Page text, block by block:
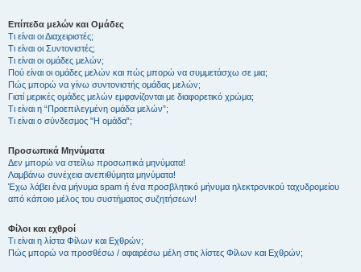
Επίπεδα μελών και Ομάδες
Τι είναι οι Διαχειριστές;
Τι είναι οι Συντονιστές;
Τι είναι οι ομάδες μελών;
Πού είναι οι ομάδες μελών και πώς μπορώ να συμμετάσχω σε μια;
Πώς μπορώ να γίνω συντονιστής ομάδας μελών;
Γιατί μερικές ομάδες μελών εμφανίζονται με διαφορετικό χρώμα;
Τι είναι η “Προεπιλεγμένη ομάδα μελών”;
Τι είναι ο σύνδεσμος "Η ομάδα”;
Προσωπικά Μηνύματα
Δεν μπορώ να στείλω προσωπικά μηνύματα!
Λαμβάνω συνέχεια ανεπιθύμητα μηνύματα!
Έχω λάβει ένα μήνυμα spam ή ένα προσβλητικό μήνυμα ηλεκτρονικού ταχυδρομείου
από κάποιο μέλος του συστήματος συζητήσεων!
Φίλοι και εχθροί
Τι είναι η λίστα Φίλων και Εχθρών;
Πώς μπορώ να προσθέσω / αφαιρέσω μέλη στις λίστες Φίλων και Εχθρών;